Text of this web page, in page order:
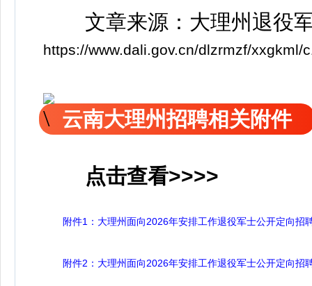
文章来源：大理州退役
https://www.dali.gov.cn/dlzrmzf/
云南大理州招聘相关附件
点击查看>>>>
附件1：大理州面向2026年安排工作退役军士公开定向招
附件2：大理州面向2026年安排工作退役军士公开定向招